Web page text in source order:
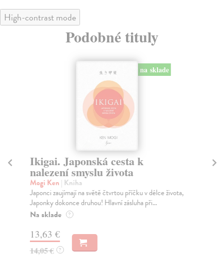
High-contrast mode
Podobné tituly
na sklade
Ikigai. Japonská cesta k
nalezení smyslu života
Mogi Ken | Kniha
Japonci zaujímají na světě čtvrtou příčku v délce života,
Japonky dokonce druhou! Hlavní zásluha při...
Na sklade ?
13,63 €
14,05 € ?